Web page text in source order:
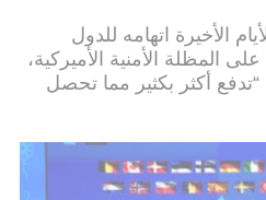
الأخيرة اتهامه للدول
على المظلة الأمنية الأميركية،
“تدفع أكثر بكثير مما تحصل